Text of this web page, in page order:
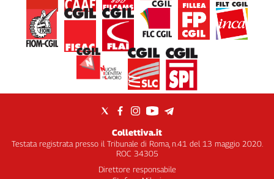
Collettiva.it
Testata registrata presso il Tribunale di Roma, n.41 del 13 maggio 2020.
ROC 34305
Direttore responsabile